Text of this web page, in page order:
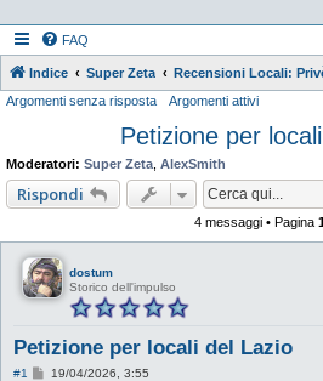
FAQ
Indice Super Zeta Recensioni Locali:
Argomenti senza risposta Argomenti attivi
Petizione per
Moderatori: Super Zeta AlexSmith
Rispondi
4 messaggi • Pagina
dostum
Storico dell'impulso
Petizione per locali del Lazio
#1
M19/04/2026, 3:55